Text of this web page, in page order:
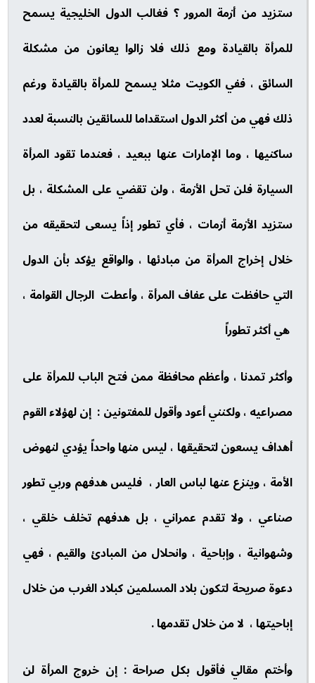
ستزيد من أزمة المرور ؟ فغالب الدول الخليجية يسمح
للمرأة بالقيادة ومع ذلك فلا زالوا يعانون من مشكلة
السائق ، ففي الكويت مثلا يسمح للمرأة بالقيادة ورغم
ذلك فهي من أكثر الدول استقداما للسائقين بالنسبة لعدد
ساكنيها ، وما الإمارات عنها ببعيد ، فعندما تقود المرأة
السيارة فلن تحل الأزمة ، ولن تقضي على المشكلة ، بل
ستزيد الأزمة أزمات ، فأي تطور إذاً يسعى لتحقيقه من
خلال إخراج المرأة من مبادئها ، والواقع يؤكد بأن الدول
التي حافظت على عفاف المرأة ، وأعطت الرجال القوامة ،
هي أكثر تطوراً
وأكثر تمدنا ، وأعظم محافظة ممن فتح الباب للمرأة على
مصراعيه ، ولكنني أعود وأقول للمفتونين : إن لهؤلاء القوم
أهداف يسعون لتحقيقها ، ليس منها واحداً يؤدي لنهوض
الأمة ، وينزع عنها لباس العار ، فليس هدفهم وربي تطور
صناعي ، ولا تقدم عمراني ، بل هدفهم تخلف خلقي ،
وشهوانية ، وإباحية ، وانحلال من المبادئ والقيم ، فهي
دعوة صريحة لتكون بلاد المسلمين كبلاد الغرب من خلال
إباحيتها ، لا من خلال تقدمها .
وأختم مقالي فأقول بكل صراحة : إن خروج المرأة لن